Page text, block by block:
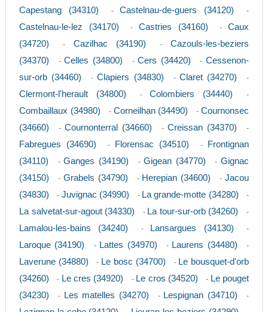
Capestang (34310) -Castelnau-de-guers (34120) -
Castelnau-le-lez (34170) - Castries (34160) -Caux
(34720)
- Cazilhac (34190) -Cazouls-les-beziers
(34370)
-Celles (34800) -Cers (34420) -Cessenon-
sur-orb (34460)
-Clapiers (34830) - Claret (34270) -
Clermont-l'herault (34800) -Colombiers (34440) -
Combaillaux (34980) - Corneilhan (34490) -Cournonsec
(34660)
- Cournonterral (34660) -Creissan (34370) -
Fabregues (34690) - Florensac (34510) -
Frontignan
(34110)
-Ganges (34190) -Gigean (34770) -Gignac
(34150)
- Grabels (34790) - Herepian (34600) -Jacou
(34830)
- Juvignac (34990) - La grande-motte (34280) -
La salvetat-sur-agout (34330) - La tour-sur-orb (34260) -
Lamalou-les-bains (34240) - Lansargues (34130) -
Laroque (34190) - Lattes (34970) - Laurens (34480) -
Laverune (34880) - Le bosc (34700) - Le bousquet-d'orb
(34260)
- Le cres (34920) - Le cros (34520) - Le pouget
(34230)
- Les matelles (34270) - Lespignan (34710) -